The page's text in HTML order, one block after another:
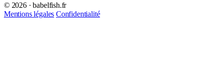
© 2026 · babelfish.fr
Mentions légales Confidentialité